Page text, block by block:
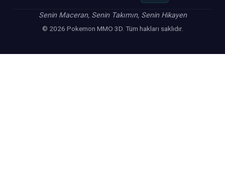
Senin Maceran, Senin Takımın, Senin Hikayen
© 2026 Pokemon MMO 3D. Tüm hakları saklıdır.